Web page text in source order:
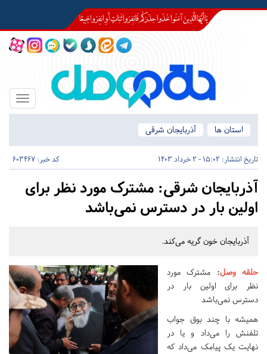
Toggle
استان ها
آذربایجان شرقی
تاریخ انتشار: 15:02 - 2 خرداد 1403 کد خبر: 603467
آذربایجان شرقی: مشترک مورد نظر برای
اولین بار در دسترس نمی‌باشد
آذربایجان خون گریه می‌کند.
حلقه وصل: مشترک مورد
نظر برای اولین بار در
دسترس نمی‌باشد
همیشه با چند بوق جواب
تلفنش را می‌داد و یا در
نهایت یک پیامک می‌داد که